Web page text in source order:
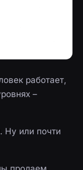
работает,
–
или почти